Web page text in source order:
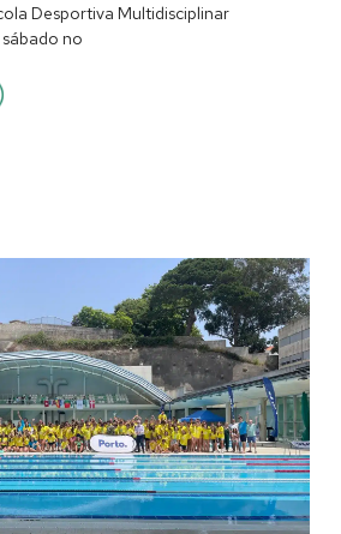
Desportiva Multidisciplinar
no